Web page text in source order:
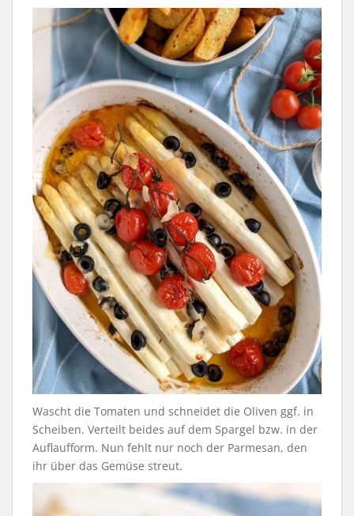
Wascht die Tomaten und schneidet die Oliven ggf. in
Scheiben. Verteilt beides auf dem Spargel bzw. in der
Auflaufform. Nun fehlt nur noch der Parmesan, den
ihr über das Gemüse streut.